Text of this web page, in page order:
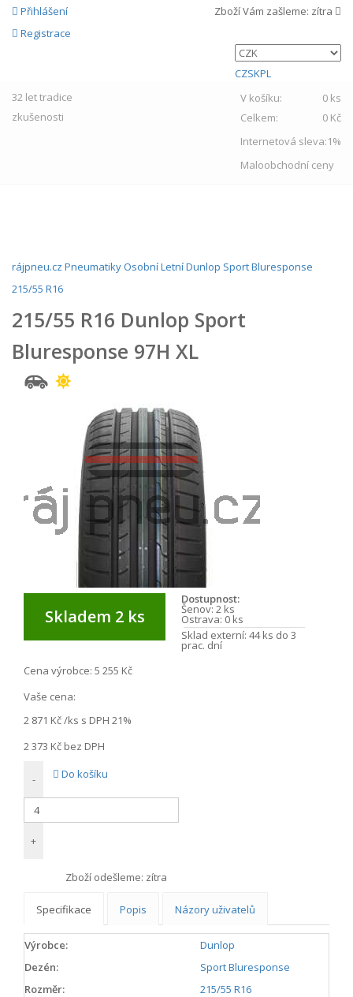
Přihlášení
Registrace
Zboží Vám zašleme: zítra
CZSKPL
32 lettradice
zkušenosti
V košíku:
0 ks
Celkem:
0 Kč
Internetová sleva:1%
Maloobchodní ceny
rájpneu.cz PneumatikyOsobníLetníDunlop Sport Bluresponse
215/55 R16
215/55 R16 Dunlop Sport
Bluresponse 97H XL
Skladem 2 ks
Dostupnost:
Šenov: 2 ks
Ostrava: 0 ks
Sklad externí: 44 ks do 3
prac. dní
Cena výrobce: 5 255 Kč
Vaše cena:
2 871 Kč/ks s DPH 21%
2 373 Kč bez DPH
-
+
Do košíku
Zboží odešleme: zítra
Specifikace Popis Názory uživatelů
Výrobce:
Dunlop
Dezén:
Sport Bluresponse
Rozměr:
215/55 R16